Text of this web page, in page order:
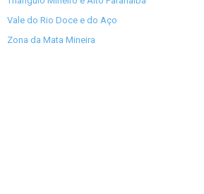
Vale do Rio Doce e do Aço
Zona da Mata Mineira